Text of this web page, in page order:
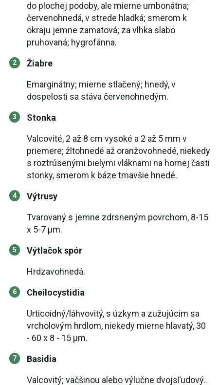
do plochej podoby, ale mierne umbonátna;
červenohnedá, v strede hladká; smerom k
okraju jemne zamatová; za vlhka slabo
pruhovaná; hygrofánna.
Žiabre
Emarginátny; mierne stlačený; hnedý, v
dospelosti sa stáva červenohnedým.
Stonka
Valcovité, 2 až 8 cm vysoké a 2 až 5 mm v
priemere; žltohnedé až oranžovohnedé, niekedy
s roztrúsenými bielymi vláknami na hornej časti
stonky, smerom k báze tmavšie hnedé.
Výtrusy
Tvarovaný s jemne zdrsneným povrchom, 8-15
x 5-7 μm.
Výtlačok spór
Hrdzavohnedá.
Cheilocystidia
Urticoidný/láhvovitý, s úzkym a zužujúcim sa
vrcholovým hrdlom, niekedy mierne hlavatý, 30
- 60 x 8 - 15 μm.
Basidia
Valcovitý; väčšinou alebo výlučne dvojsľudový..